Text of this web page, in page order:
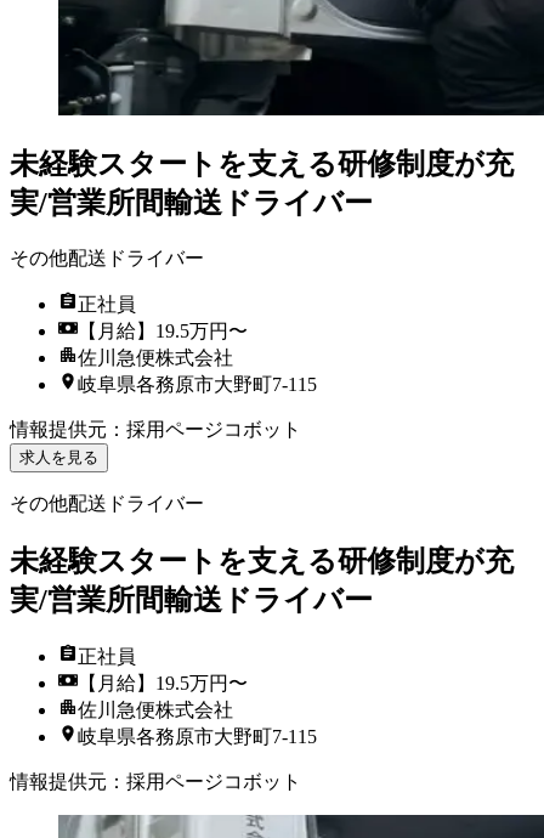
未経験スタートを支える研修制度が充
実/営業所間輸送ドライバー
その他配送ドライバー
正社員
【月給】19.5万円〜
佐川急便株式会社
岐阜県各務原市大野町7-115
情報提供元 ： 採用ページコボット
求人を見る
その他配送ドライバー
未経験スタートを支える研修制度が充
実/営業所間輸送ドライバー
正社員
【月給】19.5万円〜
佐川急便株式会社
岐阜県各務原市大野町7-115
情報提供元 ： 採用ページコボット